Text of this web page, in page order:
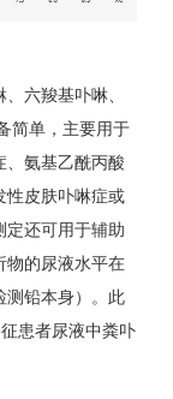
六羧基卟啉、
简单，主要用于
、氨基乙酰丙酸
性皮肤卟啉症或
定还可用于辅助
物的尿液水平在
测铅本身）。此
患者尿液中粪卟